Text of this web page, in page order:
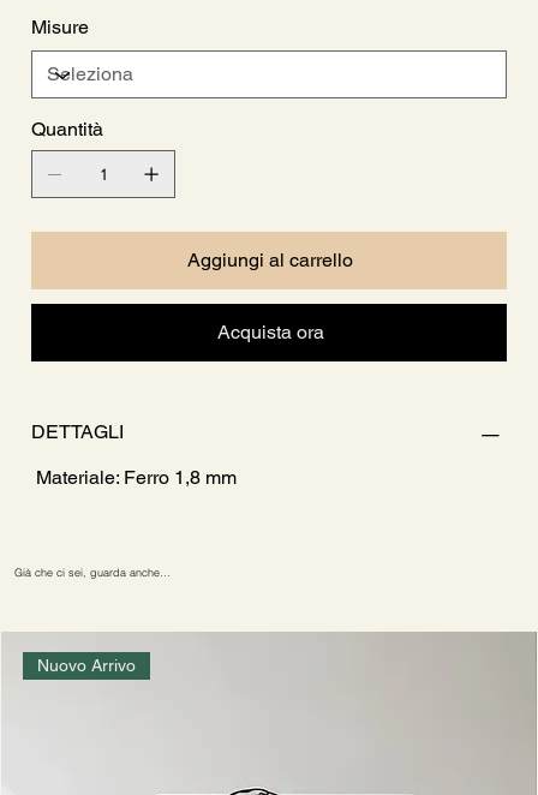
Misure
Quantità
Aggiungi al carrello
Acquista ora
DETTAGLI
Materiale: Ferro 1,8 mm
Già che ci sei, guarda anche…
Nuovo Arrivo